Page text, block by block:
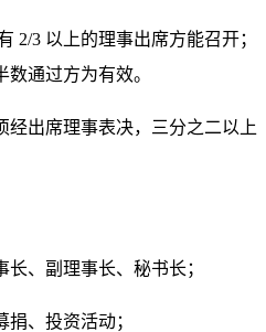
2/3 以上的理事出席方能召开；
通过方为有效。
经出席理事表决，三分之二以 上
长、副理事长、秘书长；
捐、投资活动；